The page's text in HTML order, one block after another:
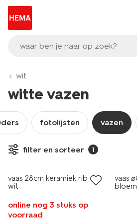
waar ben je naar op zoek?
wit
witte vazen
fotolijsten vazen
filter en sorteer 1
vaas 28cm keramiek ribbel
wit
online nog 3 stuks op
voorraad
vaas